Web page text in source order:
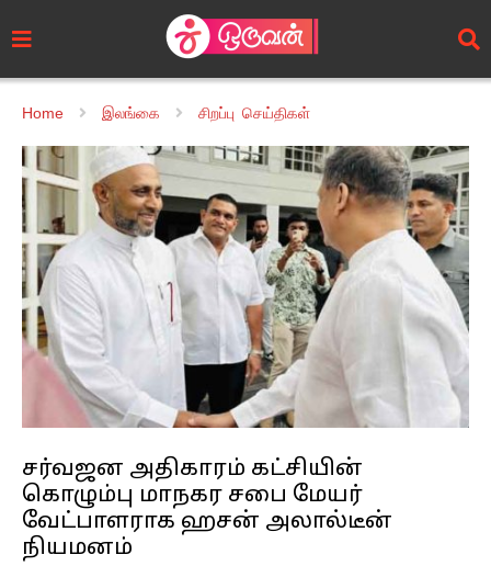
Home இலங்கை சிறப்பு செய்திகள்
சர்வஜன அதிகாரம் கட்சியின்
கொழும்பு மாநகர சபை மேயர்
வேட்பாளராக ஹசன் அலால்டீன்
நியமனம்